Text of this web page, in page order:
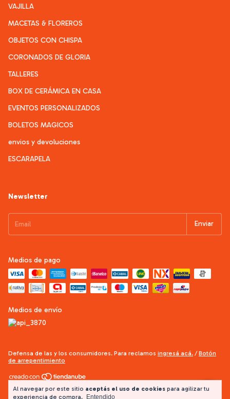
Al navegar por este sitio aceptás el uso de cookies para agilizar tu
experiencia de compra.
Entendido
VAJILLA
MACETAS & FLOREROS
OBJETOS CON CHISPA
CORONADOS DE GLORIA
TALLERES
BOX DE CERÁMICA EN CASA
EVENTOS PERSONALIZADOS
BOLETOS MAGICOS
envios y devoluciones
ESCARAPELA
Newsletter
Medios de pago
Medios de envío
Defensa de las y los consumidores. Para reclamos ingresá acá. / Botón
de arrepentimiento
Copyright FRIDA ceramica - 2026. Todos los derechos reservados.